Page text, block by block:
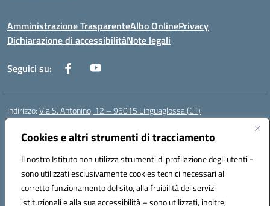
Cookies e altri strumenti di tracciamento
Il nostro Istituto non utilizza strumenti di profilazione degli utenti -
sono utilizzati esclusivamente cookies tecnici necessari al
corretto funzionamento del sito, alla fruibilità dei servizi
istituzionali e alla sua accessibilità – sono utilizzati, inoltre,
Amministrazione TrasparenteAlbo OnlinePrivacy
Dichiarazione di accessibilitàNote legali
Seguici su:
Indirizzo:Via S. Antonino, 12 – 95015 Linguaglossa (CT)
Centralino:
Posta elettronica certificata (PEC):ctic83200r@pec.istruzione.it
Codice fiscale: 83002470876
Codice meccanografico:CTIC83200R
Codice Indice delle Pubbliche Amministrazioni (IPA): istsc_CTIC83200R
Codice unico di fatturazione (CUF): UF7TEB